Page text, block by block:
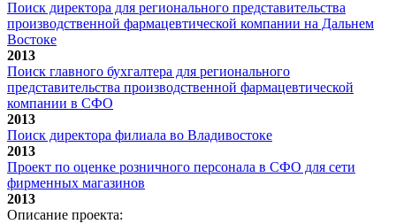
Поиск директора для регионального представительства
производственной фармацевтической компании на Дальнем
Востоке
2013
Поиск главного бухгалтера для регионального
представительства производственной фармацевтической
компании в СФО
2013
Поиск директора филиала во Владивостоке
2013
Проект по оценке розничного персонала в СФО для сети
фирменных магазинов
2013
Описание проекта: